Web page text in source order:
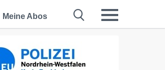
Meine Abos